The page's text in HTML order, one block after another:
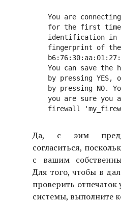
You are
for the first
identification in
fingerprint of
You can save the
by pressing YES,
by pressing NO.
you are sure you
Да, с эим
согласиться,
с вашим
Для того, чтобы в
проверить отпечаток
системы, выполните